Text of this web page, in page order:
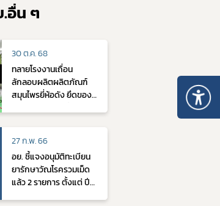
อื่น ๆ
30 ต.ค. 68
ทลายโรงงานเถื่อน
ลักลอบผลิตผลิตภัณฑ์
สมุนไพรยี่ห้อดัง ยึดของ
27 ก.พ. 66
อย. ชี้แจงอนุมัติทะเบียน
ยารักษาวัณโรครวมเม็ด
แล้ว 2 รายการ ตั้งแต่ ปี